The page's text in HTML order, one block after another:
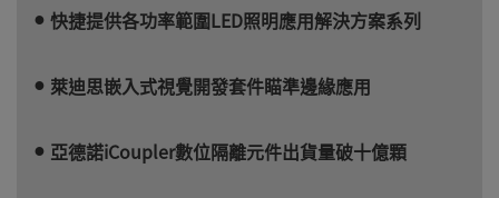
快捷提供各功率範圍LED照明應用解決方案系列
萊迪思嵌入式視覺開發套件瞄準邊緣應用
亞德諾iCoupler數位隔離元件出貨量破十億顆